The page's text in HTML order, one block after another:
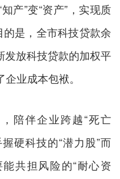
产”变“资产”，实现质
是，全市科技贷款余
发放科技贷款的加权平
业成本包袱。
陪伴企业跨越“死亡
硬科技的“潜力股”而
共担风险的“耐心资